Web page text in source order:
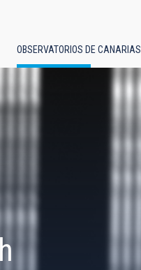
OBSERVATORIOS DE CANARIAS